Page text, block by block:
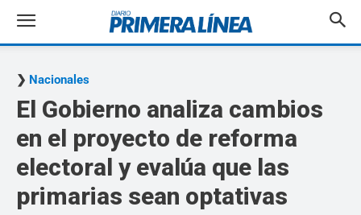
Nacionales
El Gobierno analiza cambios
en el proyecto de reforma
electoral y evalúa que las
primarias sean optativas